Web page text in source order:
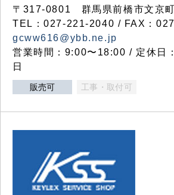
〒317‐0801 群馬県前橋市文京
TEL：027-221-2040 / FAX：
gcww616@ybb.ne.jp
営業時間：9:00〜18:00 / 定休日
日
販売可 工事・取付可